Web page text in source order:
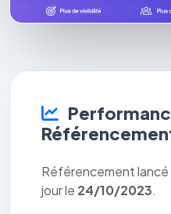
Référencement lancé
jour le 24/10/2023.